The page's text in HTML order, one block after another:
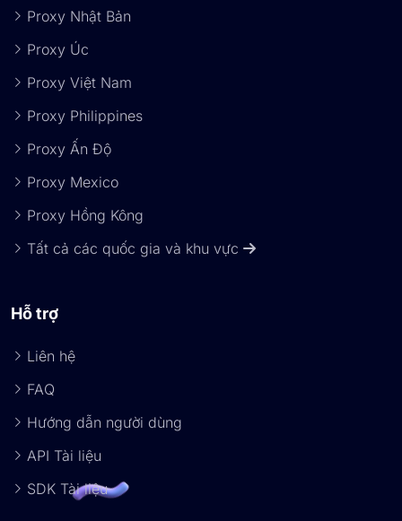
Proxy Nhật Bản
Proxy Úc
Proxy Việt Nam
Proxy Philippines
Proxy Ấn Độ
Proxy Mexico
Proxy Hồng Kông
Tất cả các quốc gia và khu vực
Hỗ trợ
Liên hệ
FAQ
Hướng dẫn người dùng
API Tài liệu
SDK Tài liệu